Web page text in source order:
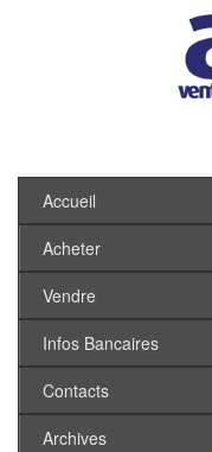
Accueil
Acheter
Vendre
Infos Bancaires
Contacts
Archives